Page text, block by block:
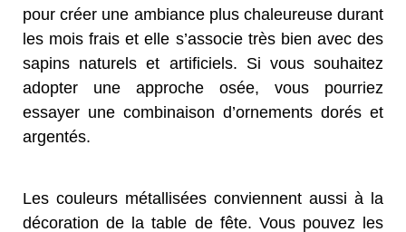
pour créer une ambiance plus chaleureuse durant
les mois frais et elle s’associe très bien avec des
sapins naturels et artificiels. Si vous souhaitez
adopter une approche osée, vous pourriez
essayer une combinaison d’ornements dorés et
argentés.
Les couleurs métallisées conviennent aussi à la
décoration de la table de fête. Vous pouvez les